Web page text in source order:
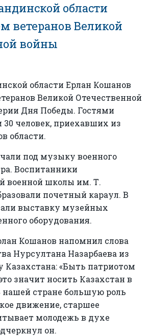
области
ветеранов Великой
войны
области Ерлан Кошанов
Великой Отечественной
Дня Победы. Гостями
30 человек, приехавших из
области.
под музыку военного
Воспитанники
военной школы им. Т.
почетный караул. В
выставку музейных
оборудования.
Кошанов напомнил слова
Нурсултана Назарбаева из
Казахстана: «Быть патриотом
значит носить Казахстан в
нашей стране большую роль
движение, старшее
молодежь в духе
он.